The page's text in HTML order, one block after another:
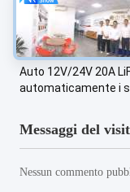
caricatore della
# caricatore della
Auto 12V/24V 20A
automaticamente i
Messaggi del
Nessun commento